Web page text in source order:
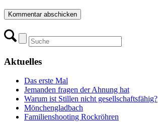
Aktuelles
Das erste Mal
Jemanden fragen der Ahnung hat
Warum ist Stillen nicht gesellschaftsfähig?
Mönchengladbach
Familienshooting Rockröhren